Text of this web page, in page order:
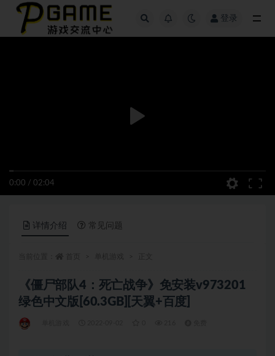
登录
0:00 / 02:04
详情介绍 常见问题
《僵尸部队4：死亡战争》免安装v973201
绿色中文版[60.3GB][天翼+百度]
全部